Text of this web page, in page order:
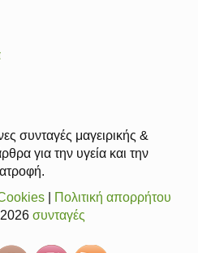
συνταγές μαγειρικής &
για την υγεία και την
|
Πολιτική απορρήτου
συνταγές